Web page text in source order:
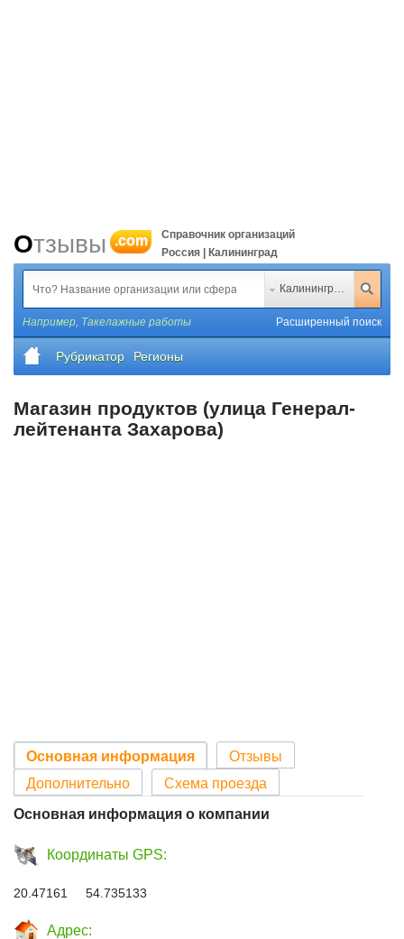
Отзывы .com
Справочник организаций
Россия | Калининград
Калининград
Например, Такелажные работы Расширенный поиск
Рубрикатор Регионы
Магазин продуктов (улица Генерал-
лейтенанта Захарова)
Основная информация
Отзывы
Дополнительно
Схема проезда
Основная информация о компании
Координаты GPS:
20.47161 54.735133
Адрес: